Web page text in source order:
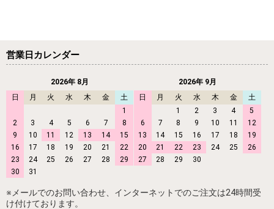
営業日カレンダー
2026年 8月
日
月 火 水 木 金
土
1
2
3 4 5 6 7
8
9
10 11 12 13 14
15
16
17 18 19 20 21
22
23
24 25 26 27 28
29
30
31
2026年 9月
日
月 火 水 木 金
土
1
2 3 4
5
6
7 8 9 10 11
12
13
14 15 16 17 18
19
20
21 22 23 24 25
26
27
28 29 30
※メールでのお問い合わせ、インターネットでのご注文は24時間受
け付けております。